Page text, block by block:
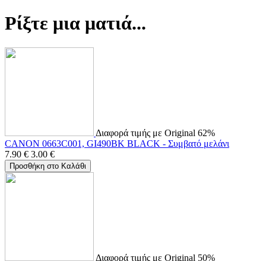
Ρίξτε μια ματιά...
Διαφορά τιμής με Original 62%
CANON 0663C001, GI490BK BLACK - Συμβατό μελάνι
7.90 € 3.00 €
Προσθήκη στο Καλάθι
Διαφορά τιμής με Original 50%